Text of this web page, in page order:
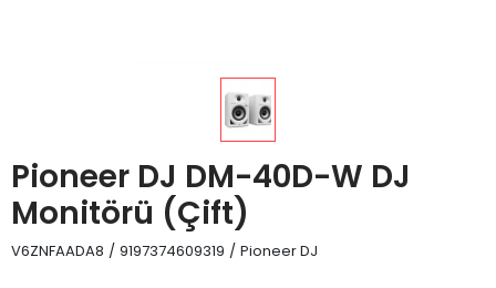
Pioneer DJ DM-40D-W DJ
Monitörü (Çift)
V6ZNFAADA8 / 9197374609319 / Pioneer DJ